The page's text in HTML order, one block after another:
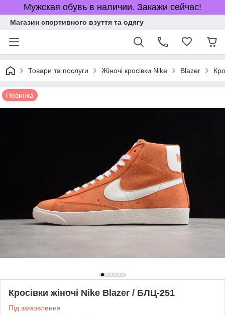
Мужская обувь в наличии. Закажи сейчас!
Магазин спортивного взуття та одягу
Товари та послуги Жіночі кросівки Nike Blazer
Новинка
Кросівки жіночі Nike Blazer / БЛЦ-251
Під замовлення